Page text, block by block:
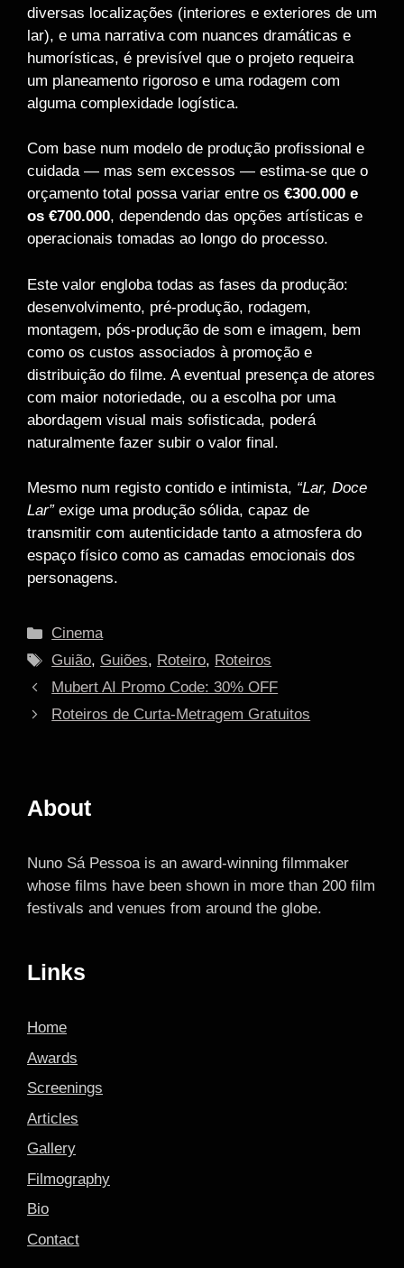
diversas localizações (interiores e exteriores de um
lar), e uma narrativa com nuances dramáticas e
humorísticas, é previsível que o projeto requeira
um planeamento rigoroso e uma rodagem com
alguma complexidade logística.
Com base num modelo de produção profissional e
cuidada — mas sem excessos — estima-se que o
orçamento total possa variar entre os €300.000 e
os €700.000, dependendo das opções artísticas e
operacionais tomadas ao longo do processo.
Este valor engloba todas as fases da produção:
desenvolvimento, pré-produção, rodagem,
montagem, pós-produção de som e imagem, bem
como os custos associados à promoção e
distribuição do filme. A eventual presença de atores
com maior notoriedade, ou a escolha por uma
abordagem visual mais sofisticada, poderá
naturalmente fazer subir o valor final.
Mesmo num registo contido e intimista, “Lar, Doce
Lar”exige uma produção sólida, capaz de
transmitir com autenticidade tanto a atmosfera do
espaço físico como as camadas emocionais dos
personagens.
Categories
Cinema
Tags
Guião, Guiões, Roteiro, Roteiros
Mubert AI Promo Code: 30% OFF
Roteiros de Curta-Metragem Gratuitos
About
Nuno Sá Pessoa is an award-winning filmmaker
whose films have been shown in more than 200 film
festivals and venues from around the globe.
Links
Home
Awards
Screenings
Articles
Gallery
Filmography
Bio
Contact